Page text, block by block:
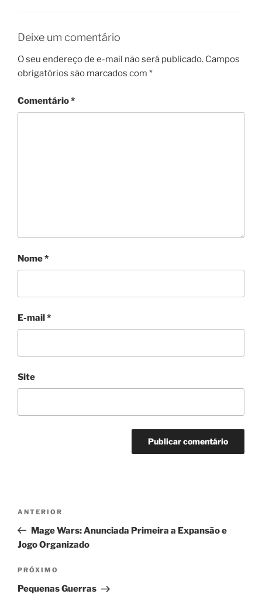
Deixe um comentário
O seu endereço de e-mail não será publicado. Campos
obrigatórios são marcados com *
Comentário*
Nome*
E-mail*
Site
Post
Post
anterior
ANTERIOR
Mage Wars: Anunciada Primeira a Expansão e
Jogo Organizado
Próximo
post
PRÓXIMO
Pequenas Guerras